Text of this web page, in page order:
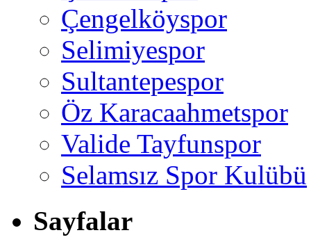
Çengelköyspor
Selimiyespor
Sultantepespor
Öz Karacaahmetspor
Valide Tayfunspor
Selamsız Spor Kulübü
Sayfalar